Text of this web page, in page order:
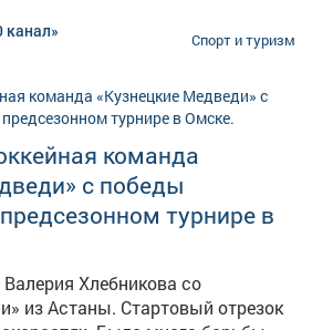
канал» Спорт и туризм
команда
с победы
турнире в
Хлебникова со
Стартовый отрезок